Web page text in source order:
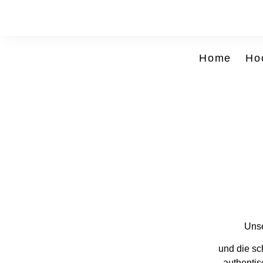
Home
und die